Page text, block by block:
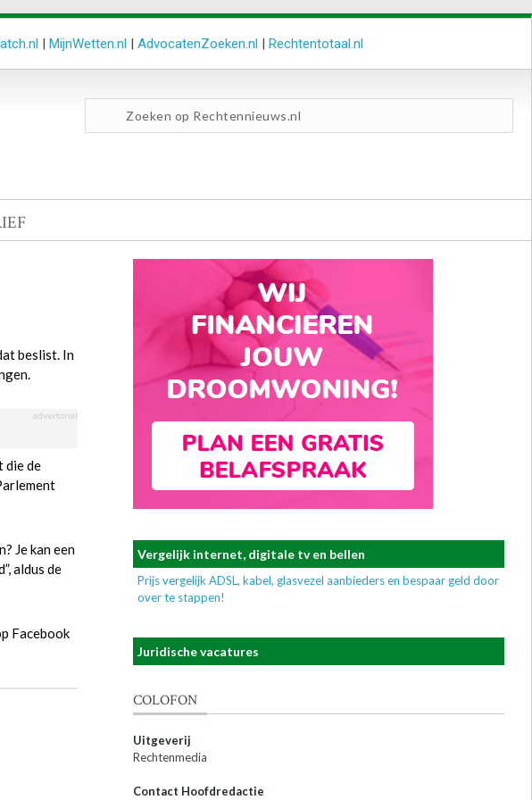
| MijnWetten.nl | AdvocatenZoeken.nl | Rechtentotaal.nl
beslist. In
advertorial
die de
Je kan een
aldus de
Facebook
Vergelijk internet, digitale tv en bellen
Prijs vergelijk ADSL, kabel, glasvezel aanbieders en bespaar geld door
over te stappen!
Juridische vacatures
COLOFON
Uitgeverij
Rechtenmedia
Contact Hoofdredactie